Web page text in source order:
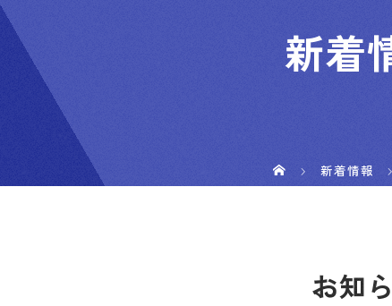
新着
新着情報
お知